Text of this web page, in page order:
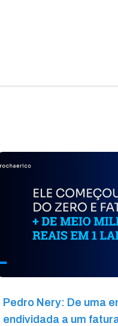
Pedro Nery: De uma
endividada a um